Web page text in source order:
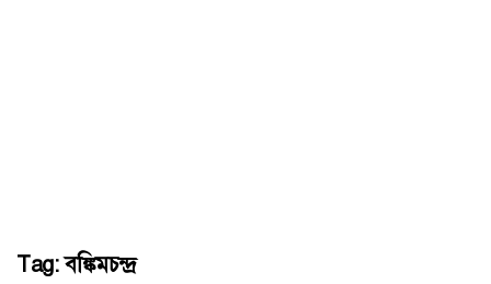
Tag:বঙ্কিমচন্দ্র